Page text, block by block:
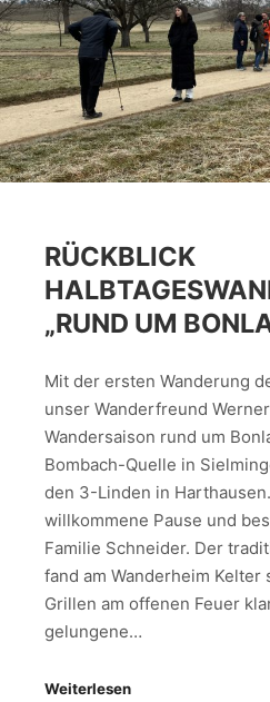
RÜCKBLICK
„RUND UM
Mit der ersten Wanderung
unser Wanderfreund
Wandersaison rund um
Bombach-Quelle in
den 3-Linden in
willkommene Pause und
Familie Schneider. Der
fand am Wanderheim Kelter
Grillen am offenen Feuer
gelungene…
Weiterlesen